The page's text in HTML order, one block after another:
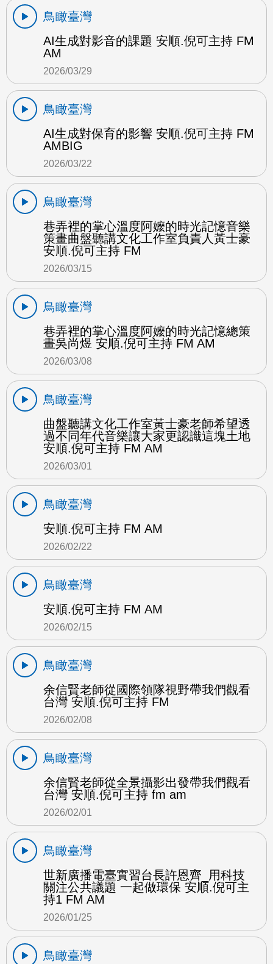
鳥瞰臺灣
AI生成對影音的課題 安順.倪可主持 FM
AM
2026/03/29
鳥瞰臺灣
AI生成對保育的影響 安順.倪可主持 FM
AMBIG
2026/03/22
鳥瞰臺灣
巷弄裡的掌心溫度阿嬤的時光記憶音樂
策畫曲盤聽講文化工作室負責人黃士豪
安順.倪可主持 FM
2026/03/15
鳥瞰臺灣
巷弄裡的掌心溫度阿嬤的時光記憶總策
畫吳尚煜 安順.倪可主持 FM AM
2026/03/08
鳥瞰臺灣
曲盤聽講文化工作室黃士豪老師希望透
過不同年代音樂讓大家更認識這塊土地
安順.倪可主持 FM AM
2026/03/01
鳥瞰臺灣
安順.倪可主持 FM AM
2026/02/22
鳥瞰臺灣
安順.倪可主持 FM AM
2026/02/15
鳥瞰臺灣
余信賢老師從國際領隊視野帶我們觀看
台灣 安順.倪可主持 FM
2026/02/08
鳥瞰臺灣
余信賢老師從全景攝影出發帶我們觀看
台灣 安順.倪可主持 fm am
2026/02/01
鳥瞰臺灣
世新廣播電臺實習台長許恩齊_用科技
關注公共議題 一起做環保 安順.倪可主
持1 FM AM
2026/01/25
鳥瞰臺灣